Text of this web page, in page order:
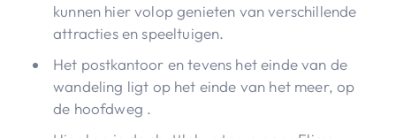
kunnen hier volop genieten van verschillende
attracties en speeltuigen.
Het postkantoor en tevens het einde van de
wandeling ligt op het einde van het meer, op
de hoofdweg .